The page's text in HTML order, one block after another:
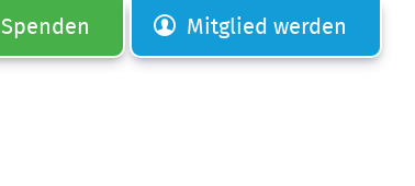
Spenden Mitglied werden